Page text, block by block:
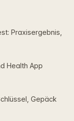
Praxisergebnis,
Health App
Gepäck